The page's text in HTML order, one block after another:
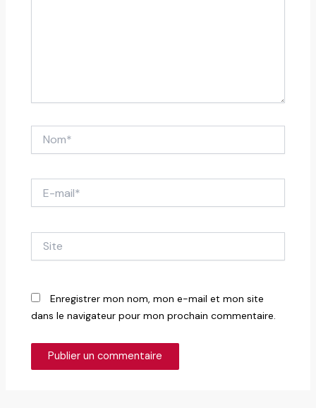
mail*
Enregistrer mon nom, mon e-mail et mon site
dans le navigateur pour mon prochain commentaire.